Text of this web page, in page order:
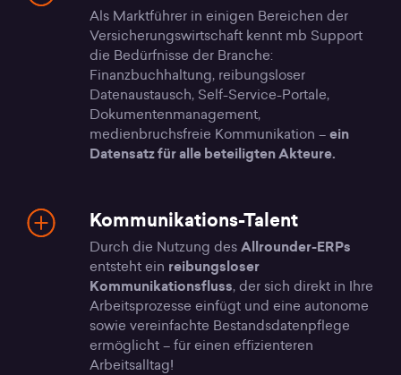
Als Marktführer in einigen Bereichen der
Versicherungswirtschaft kennt mb Support
die Bedürfnisse der Branche:
Finanzbuchhaltung, reibungsloser
Datenaustausch, Self-Service-Portale,
Dokumentenmanagement,
medienbruchsfreie Kommunikation –ein
Datensatz für alle beteiligten Akteure.
Kommunikations-Talent
Durch die Nutzung desAllrounder-ERPs
entsteht ein reibungsloser
Kommunikationsfluss, der sich direkt in Ihre
Arbeitsprozesse einfügt und eine autonome
sowie vereinfachte Bestandsdatenpflege
ermöglicht – für einen effizienteren
Arbeitsalltag!